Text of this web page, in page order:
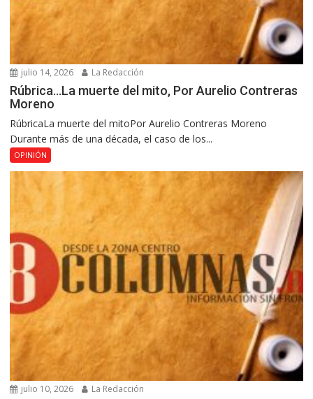
julio 14, 2026 La Redacción
Rúbrica…La muerte del mito, Por Aurelio Contreras
Moreno
RúbricaLa muerte del mitoPor Aurelio Contreras Moreno
Durante más de una década, el caso de los...
OPINIÓN
julio 10, 2026 La Redacción